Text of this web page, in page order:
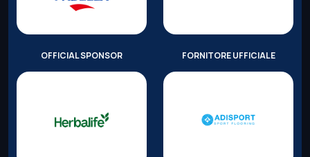
OFFICIAL SPONSOR FORNITORE UFFICIALE